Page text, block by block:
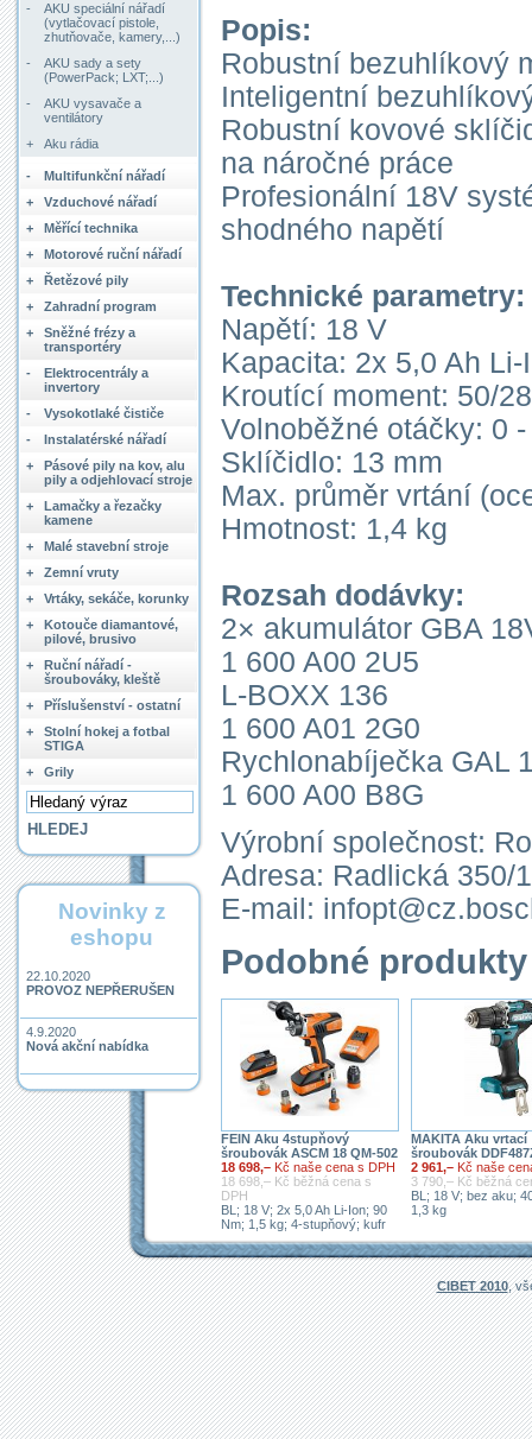
Popis:
Robustní bezuhlíkový
Inteligentní
Robustní kovové
na náročné práce
Profesionální 18V
shodného napětí
Technické parametry:
Napětí: 18 V
Kapacita: 2x 5,0 Ah Li-
Kroutící moment: 50/
Volnoběžné otáčky: 0
Sklíčidlo: 13 mm
Max. průměr vrtání
Hmotnost: 1,4 kg
Rozsah dodávky:
2× akumulátor GBA
1 600 A00 2U5
L-BOXX 136
1 600 A01 2G0
Rychlonabíječka GAL
1 600 A00 B8G
Výrobní společnost:
Adresa: Radlická 350/
E-mail:
Podobné produkty
FEIN Aku 4stupňový
šroubovák ASCM 18 QM-502
18 698,– Kč naše cena s DPH
18 698,– Kč běžná cena s
DPH
BL; 18 V; 2x 5,0 Ah Li-Ion; 90
Nm; 1,5 kg; 4-stupňový; kufr
MAKITA Aku vrtací
šroubovák
2 961,– Kč naše
3 790,– Kč běžná
BL; 18 V; bez aku;
1,3 kg
-
AKU speciální nářadí
(vytlačovací pistole,
zhutňovače, kamery,...)
-
AKU sady a sety
(PowerPack; LXT;...)
-
AKU vysavače a
ventilátory
+
Aku rádia
-
Multifunkční nářadí
+
Vzduchové nářadí
+
Měřící technika
+
Motorové ruční nářadí
+
Řetězové pily
+
Zahradní program
+
Sněžné frézy a
transportéry
-
Elektrocentrály a
invertory
-
Vysokotlaké čističe
-
Instalatérské nářadí
+
Pásové pily na kov, alu
pily a odjehlovací stroje
+
Lamačky a řezačky
kamene
+
Malé stavební stroje
+
Zemní vruty
+
Vrtáky, sekáče, korunky
+
Kotouče diamantové,
pilové, brusivo
+
Ruční nářadí -
šroubováky, kleště
+
Příslušenství - ostatní
+
Stolní hokej a fotbal
STIGA
+
Grily
Novinky z
eshopu
22.10.2020
PROVOZ NEPŘERUŠEN
4.9.2020
Nová akční nabídka
CIBET 2010,